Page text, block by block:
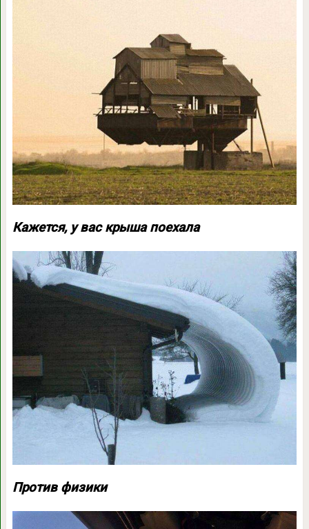
Кажется, у вас крыша поехала
Против физики